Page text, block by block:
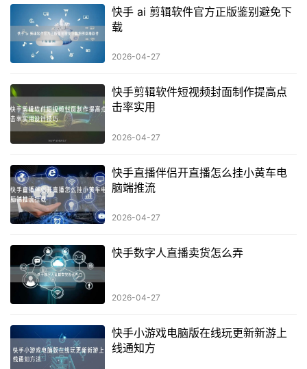
快手 ai 剪辑软件官方正版鉴别避免下
载
2026-04-27
快手剪辑软件短视频封面制作提高点
击率实用
2026-04-27
快手直播伴侣开直播怎么挂小黄车电
脑端推流
2026-04-27
快手数字人直播卖货怎么弄
2026-04-27
快手小游戏电脑版在线玩更新新游上
线通知方